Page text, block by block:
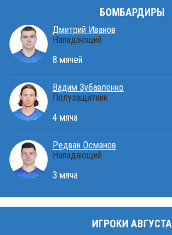
БОМБАРДИРЫ
Дмитрий Иванов
Нападающий
8 мячей
Вадим Зубавленко
Полузащитник
4 мяча
Редван Османов
Нападающий
3 мяча
ИГРОКИ АВГУСТА